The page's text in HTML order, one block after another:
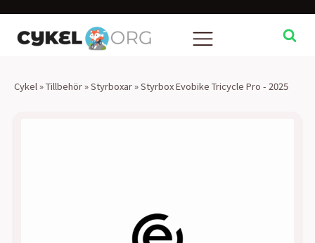
Cykel »Tillbehör»Styrboxar»Styrbox Evobike Tricycle Pro - 2025